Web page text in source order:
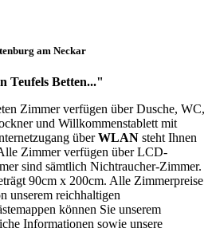
am Neckar
Teufels Betten..."
Zimmer verfügen über Dusche, WC,
und Willkommenstablett mit
überWLAN steht Ihnen
Zimmer verfügen über LCD-
sind sämtlich Nichtraucher-Zimmer.
90cm x 200cm. Alle Zimmerpreise
unserem reichhaltigen
können Sie unserem
Informationen sowie unsere